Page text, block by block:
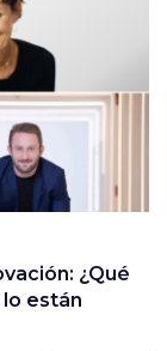
¿Qué
están